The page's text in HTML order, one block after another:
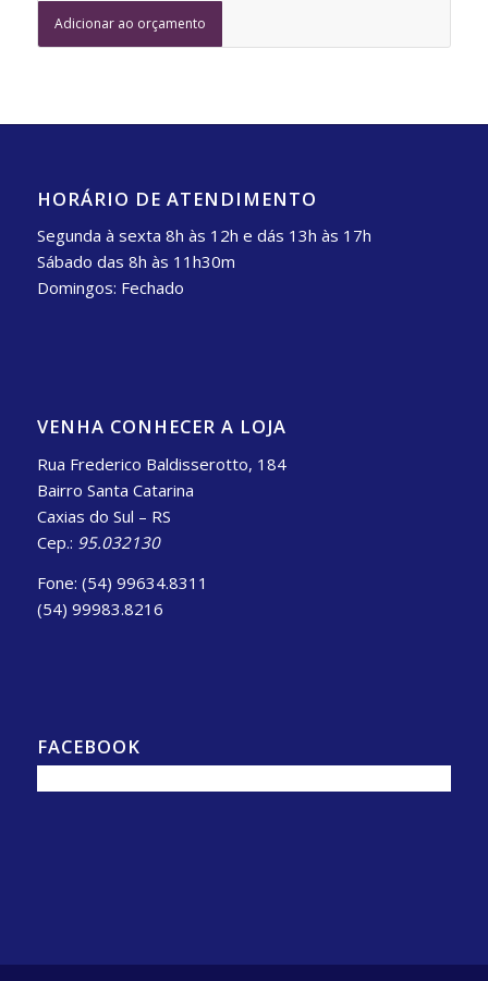
Adicionar ao orçamento
HORÁRIO DE ATENDIMENTO
Segunda à sexta 8h às 12h e dás 13h às 17h
Sábado das 8h às 11h30m
Domingos: Fechado
VENHA CONHECER A LOJA
Rua Frederico Baldisserotto, 184
Bairro Santa Catarina
Caxias do Sul – RS
Cep.: 95.032130
Fone: (54) 99634.8311
(54) 99983.8216
FACEBOOK